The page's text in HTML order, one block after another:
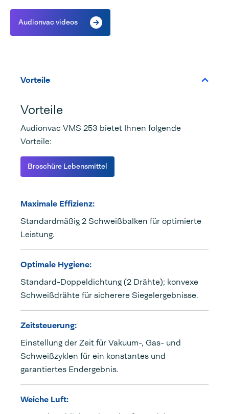
Audionvac videos
Vorteile
Vorteile
Audionvac VMS 253 bietet Ihnen folgende
Vorteile:
Broschüre Lebensmittel
Maximale Effizienz:
Standardmäßig 2 Schweißbalken für optimierte
Leistung.
Optimale Hygiene:
Standard-Doppeldichtung (2 Drähte); konvexe
Schweißdrähte für sicherere Siegelergebnisse.
Zeitsteuerung:
Einstellung der Zeit für Vakuum-, Gas- und
Schweißzyklen für ein konstantes und
garantiertes Endergebnis.
Weiche Luft: